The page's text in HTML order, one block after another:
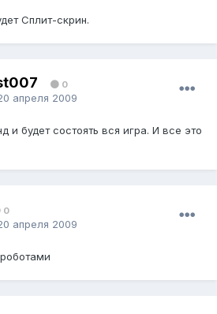
Сплит-скрин.
0
апреля 2009
и будет состоять вся игра. И все это
0
апреля 2009